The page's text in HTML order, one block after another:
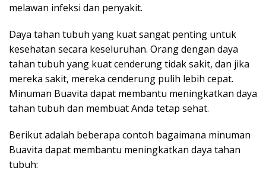
melawan infeksi dan penyakit.
Daya tahan tubuh yang kuat sangat penting untuk
kesehatan secara keseluruhan. Orang dengan daya
tahan tubuh yang kuat cenderung tidak sakit, dan jika
mereka sakit, mereka cenderung pulih lebih cepat.
Minuman Buavita dapat membantu meningkatkan daya
tahan tubuh dan membuat Anda tetap sehat.
Berikut adalah beberapa contoh bagaimana minuman
Buavita dapat membantu meningkatkan daya tahan
tubuh: